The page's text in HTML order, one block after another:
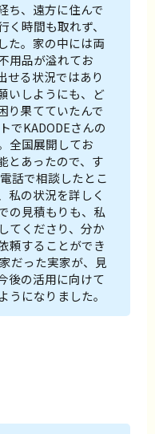
ち、遠方に住んで
時間も取れず、
た。家の中には両
用品が溢れてお
せる状況ではあり
いしようにも、ど
り果てていたんで
でKADODEさんの
全国展開してお
とあったので、す
話で相談したとこ
私の状況を詳しく
の見積もりも、私
てくださり、分か
頼することができ
だった実家が、見
後の活用に向けて
になりました。